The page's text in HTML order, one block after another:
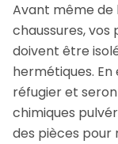
Avant même de
chaussures, vos
doivent être
hermétiques.
réfugier et
chimiques
des pièces pour